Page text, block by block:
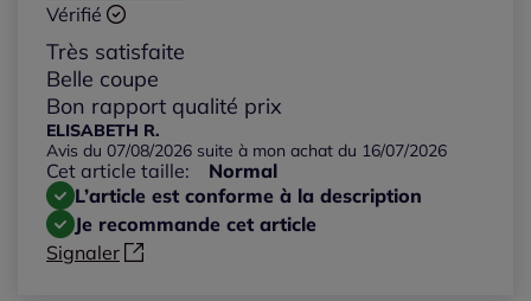
Les plus anciens
Notes les plus élevées
Notes les plus basses
Vérifié
Très satisfaite
Belle coupe
Bon rapport qualité prix
ELISABETH R.
Avis du 07/08/2026 suite à mon achat du 16/07/2026
Cet article taille:
Normal
L’article est conforme à la description
Je recommande cet article
Signaler